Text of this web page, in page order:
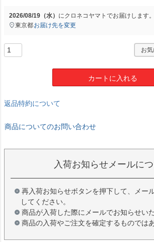
2026/08/19（水） にクロネコヤマト でお届けします。
東京都お届け先を変更
お
カートに入れる
返品特約について
商品についてのお問い合わせ
入荷お知らせメールに
再入荷お知らせボタンを押下して、メー
してください。
商品が入荷した際にメールでお知らせいた
商品の入荷やご注文を確定するものでは